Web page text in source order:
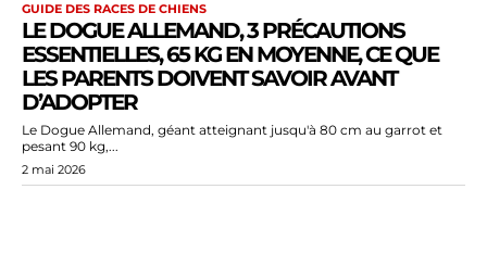
GUIDE DES RACES DE CHIENS
LE DOGUE ALLEMAND, 3 PRÉCAUTIONS
ESSENTIELLES, 65 KG EN MOYENNE, CE QUE
LES PARENTS DOIVENT SAVOIR AVANT
D’ADOPTER
Le Dogue Allemand, géant atteignant jusqu'à 80 cm au garrot et
pesant 90 kg,...
2 mai 2026